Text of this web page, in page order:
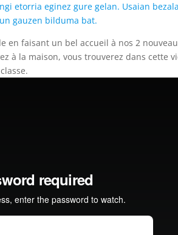
etorria eginez gure gelan. Usaian
gauzen bilduma bat.
en faisant un bel accueil à nos 2
à la maison, vous trouverez dans cette